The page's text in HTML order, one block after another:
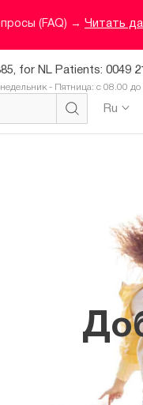
(FAQ) → Читать
for NL Patients: 0049
- Пятница: с 08.00
Ru